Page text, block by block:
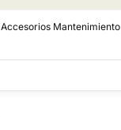
Accesorios Mantenimiento